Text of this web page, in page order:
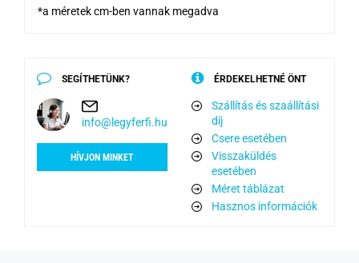
*a méretek cm-ben vannak megadva
SEGÍTHETÜNK?
info@legyferfi.hu
HÍVJON MINKET
ÉRDEKELHETNÉ ÖNT
Szállítás és szaállítási
díj
Csere esetében
Visszaküldés
esetében
Méret táblázat
Hasznos információk